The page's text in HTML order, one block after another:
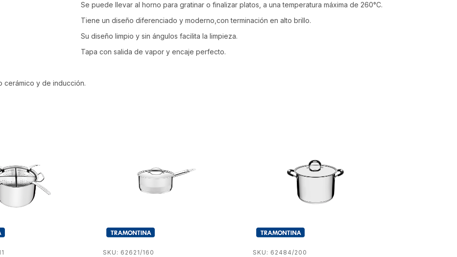
Se puede llevar al horno para gratinar o finalizar platos, a una temperatura máxima de 260°C.
Tiene un diseño diferenciado y moderno,con terminación en alto brillo.
Su diseño limpio y sin ángulos facilita la limpieza.
Tapa con salida de vapor y encaje perfecto.
cerámico y de inducción.
SKU: 62621/160 SKU: 62484/200